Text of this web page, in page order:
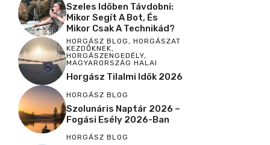
Szeles Időben Távdobni:
Mikor Segít A Bot, És
Mikor Csak A Technikád?
HORGÁSZ BLOG , HORGÁSZAT
KEZDŐKNEK,
HORGÁSZENGEDÉLY,
MAGYARORSZÁG HALAI
Horgász Tilalmi Idők 2026
HORGÁSZ BLOG
Szolunáris Naptár 2026 –
Fogási Esély 2026-Ban
HORGÁSZ BLOG